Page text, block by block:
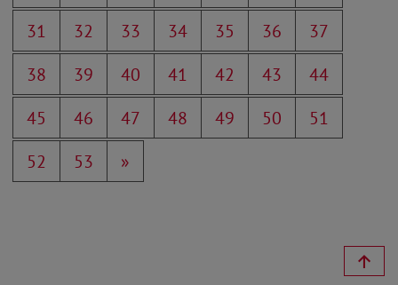
31
32 33 34 35 36
37
38
39 40 41 42 43
44
45
46 47 48 49 50
51
52
53 »